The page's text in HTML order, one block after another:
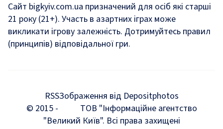
Комуналка
Хроніки війни
Мегаполіс
Київщина
Сайт bigkyiv.com.ua призначений для осіб які старші
21 року (21+). Участь в азартних іграх може
викликати ігрову залежність. Дотримуйтесь правил
(принципів) відповідальної гри.
RSSЗображення від Depositphotos
© 2015 -
ТОВ "Інформаційне агентство
"Великий Київ". Всі права захищені